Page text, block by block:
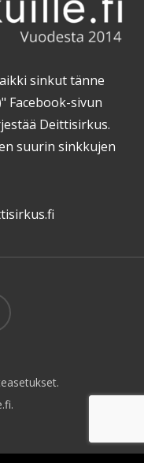
sinkut tänne
Facebook-sivun
Deittisirkus.
suurin sinkkujen